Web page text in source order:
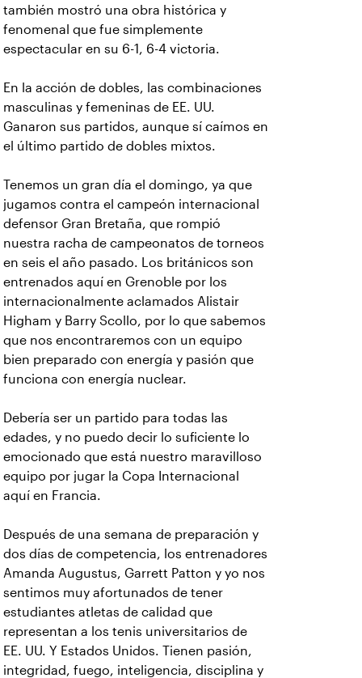
también mostró una obra histórica y
fenomenal que fue simplemente
espectacular en su 6-1, 6-4 victoria.
En la acción de dobles, las combinaciones
masculinas y femeninas de EE. UU.
Ganaron sus partidos, aunque sí caímos en
el último partido de dobles mixtos.
Tenemos un gran día el domingo, ya que
jugamos contra el campeón internacional
defensor Gran Bretaña, que rompió
nuestra racha de campeonatos de torneos
en seis el año pasado. Los británicos son
entrenados aquí en Grenoble por los
internacionalmente aclamados Alistair
Higham y Barry Scollo, por lo que sabemos
que nos encontraremos con un equipo
bien preparado con energía y pasión que
funciona con energía nuclear.
Debería ser un partido para todas las
edades, y no puedo decir lo suficiente lo
emocionado que está nuestro maravilloso
equipo por jugar la Copa Internacional
aquí en Francia.
Después de una semana de preparación y
dos días de competencia, los entrenadores
Amanda Augustus, Garrett Patton y yo nos
sentimos muy afortunados de tener
estudiantes atletas de calidad que
representan a los tenis universitarios de
EE. UU. Y Estados Unidos. Tienen pasión,
integridad, fuego, inteligencia, disciplina y